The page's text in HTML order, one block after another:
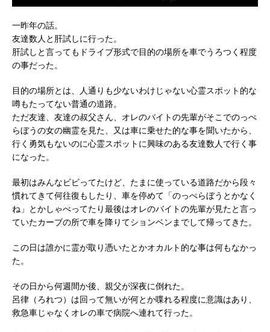
一昨年の話。
友達数人と肝試しに行った。
肝試しと言ってもドライブ形式で目的の場所を車でうろつく程度
の事だった。
目的の場所とは、人通りも少ないわけじゃない心霊スポット的な
噂もたってない普通の道路。
ただ友達、友達の叔父さん、オレのバイトの先輩がそこでのっぺ
らぼうの女の幽霊を見た、又は車に乗せた的な事を聞いたから、
行く勇気もないのに心霊スポットに興味のある友達数人で行く事
になった。
最初はみんなビビってたけど、たまに使っている道路だから段々
慣れてきて何往復もしたり、車を停めて「のっぺらぼうとかなく
ね」とかしゃべってたり最後はオレのバイトの先輩が見たと言っ
ていたカーブの所で車を降りてションベンまでして帰ってきた。
この日は誰かに霊が取り憑いたとかオカルト的な事は何もなかっ
た。
その日から何週間か後、親父が深夜に倒れた。
呂律（ろれつ）は回って無いが何とか喋れる程度に意識はあり、
救急車じゃなくオレの車で病院へ連れて行った。